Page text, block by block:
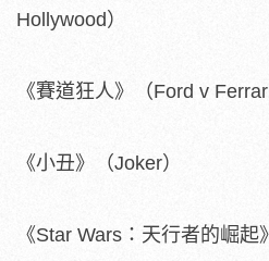
Hollywood）
《賽道狂人》（Ford v Ferrari
《小丑》（Joker）
《Star Wars：天行者的崛